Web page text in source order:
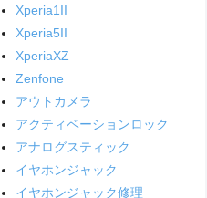
Xperia1II
Xperia5II
XperiaXZ
Zenfone
アウトカメラ
アクティベーションロック
アナログスティック
イヤホンジャック
イヤホンジャック修理